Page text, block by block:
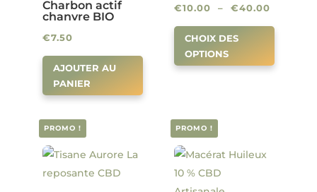
Charbon actif
chanvre BIO
€7.50
AJOUTER AU
PANIER
€10.00 – €40.00
de
€10.00
CHOIX DES
OPTIONS
Ce
a
PROMO ! PROMO !